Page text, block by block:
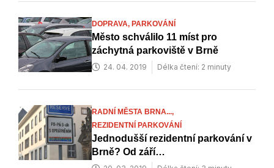
DOPRAVA, PARKOVÁNÍ
Město schválilo 11 míst pro
záchytná parkoviště v Brně
24. 04. 2019 Délka čtení: 2 minuty
RADNÍ MĚSTA BRNA...,
REZIDENTNÍ PARKOVÁNÍ
Jednodušší rezidentní parkování v
Brně? Od září…